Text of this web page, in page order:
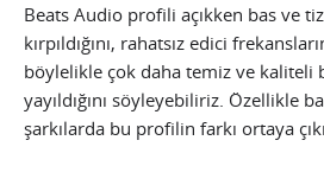
Beats Audio profili açıkken bas ve
kırpıldığını, rahatsız edici
böylelikle çok daha temiz ve kaliteli
yayıldığını söyleyebiliriz. Özellikle
şarkılarda bu profilin farkı ortaya